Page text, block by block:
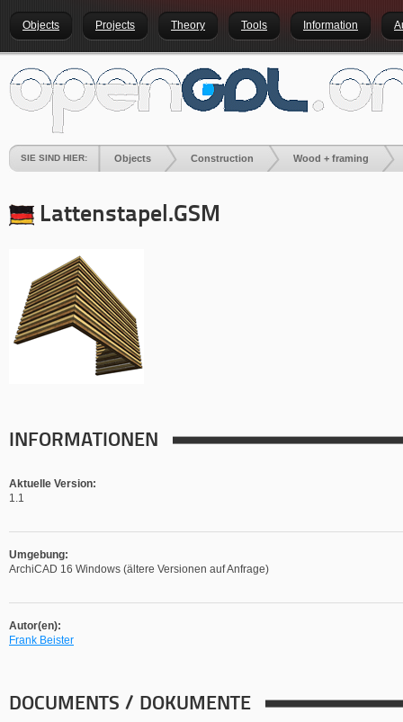
Objects Projects Theory Tools Information
SIE SIND HIER: Objects Construction Wood + framing
Lattenstapel.GSM
INFORMATIONEN
Aktuelle Version:
1.1
Umgebung:
ArchiCAD 16 Windows (ältere Versionen auf Anfrage)
Autor(en):
Frank Beister
DOCUMENTS / DOKUMENTE